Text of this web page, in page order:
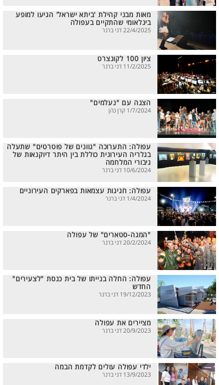
מאות מבני קהילת 'ביתא ישראל' הגיעו למופע
בינלאומי שהתקיים בעפולה
22/4/2025 דני ברנר
ציון 100 לקונצרט
11/2/2025 דני ברנר
הצגה עם "נעלמים"
1/7/2024 קרן כהן
עפולה: התערוכה "גוונים של פוטרטים" שתעלה
בגלריה העירונית כוללת בין היתר דיוקנאות של
גיבורי המלחמה
10/6/2024 דני ברנר
עפולה: חגיגות עצמאות בפארקים העירוניים
1/4/2024 דני ברנר
"המגה-סטארים" של עפולה
20/2/2024 דני ברנר
עפולה: החלה בנייתו של בית כנסת "לצעירים"
החדש
19/12/2023 דני ברנר
מציירים את עפולה
20/9/2023 דני ברנר
ילדי עפולה עולים לקדמת הבמה
13/9/2023 דני ברנר